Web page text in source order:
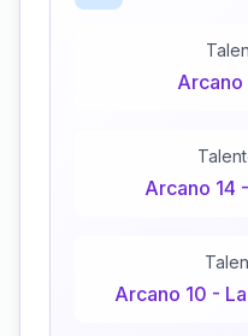
Arcano
Arcano 14 -
Arcano 10 -